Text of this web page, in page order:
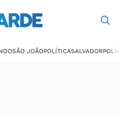
SÃO JOÃOPOLÍTICASALVADOR